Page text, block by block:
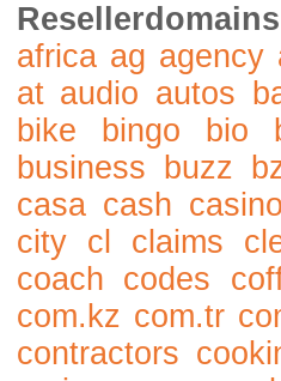
africa ag agency
at audio autos
bike
bingo bio
business
buzz
casa cash casino
city
cl claims
coach codes
com.kz com.tr
contractors